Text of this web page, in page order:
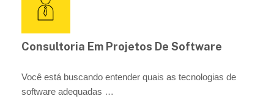
Consultoria Em Projetos De Software
Você está buscando entender quais as tecnologias de
software adequadas …